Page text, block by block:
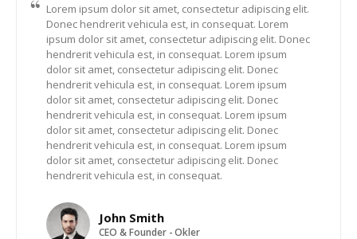
Lorem ipsum dolor sit amet, consectetur adipiscing elit.
Donec hendrerit vehicula est, in consequat. Lorem
ipsum dolor sit amet, consectetur adipiscing elit. Donec
hendrerit vehicula est, in consequat. Lorem ipsum
dolor sit amet, consectetur adipiscing elit. Donec
hendrerit vehicula est, in consequat. Lorem ipsum
dolor sit amet, consectetur adipiscing elit. Donec
hendrerit vehicula est, in consequat. Lorem ipsum
dolor sit amet, consectetur adipiscing elit. Donec
hendrerit vehicula est, in consequat. Lorem ipsum
dolor sit amet, consectetur adipiscing elit. Donec
hendrerit vehicula est, in consequat.
John Smith
CEO & Founder - Okler